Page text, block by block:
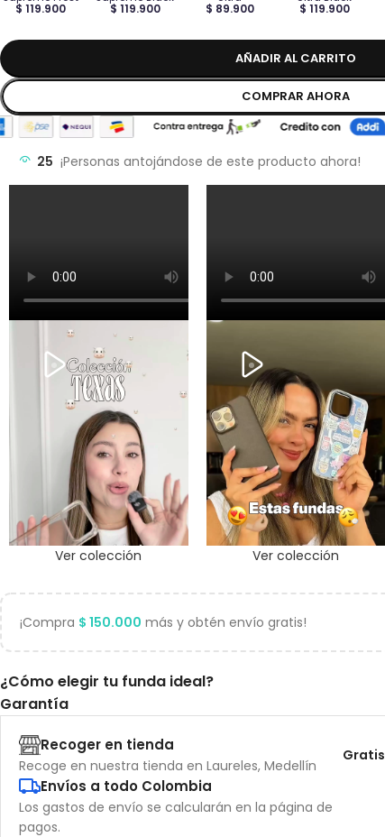
$ 119.900 $ 119.900 $ 89.900 $ 119.900
AÑADIR AL CARRITO
COMPRAR AHORA
25 ¡Personas antojándose de este producto ahora!
Ver colección Ver colección
¡Compra $ 150.000 más y obtén envío gratis!
¿Cómo elegir tu funda ideal?
Garantía
Recoger en tienda
Recoge en nuestra tienda en Laureles, Medellín
Gratis
Envíos a todo Colombia
Los gastos de envío se calcularán en la página de
pagos.